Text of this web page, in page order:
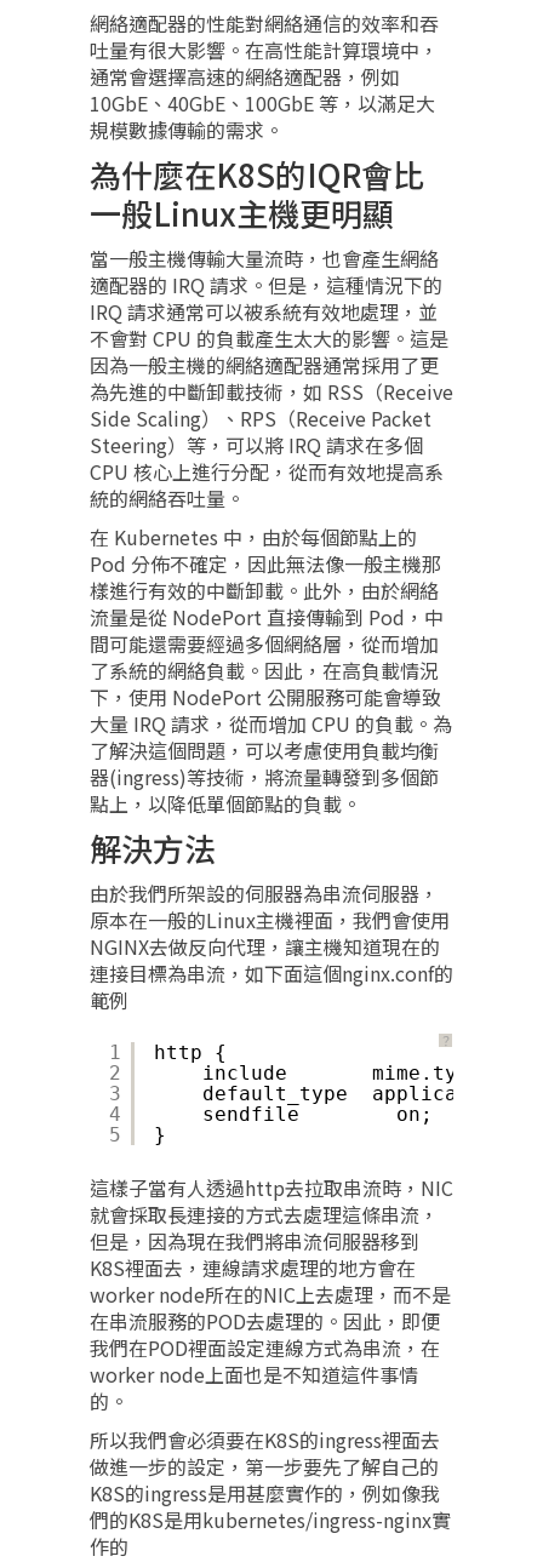
網絡適配器的性能對網絡通信的效率和吞
吐量有很大影響。在高性能計算環境中，
通常會選擇高速的網絡適配器，例如
10GbE、40GbE、100GbE 等，以滿足大
規模數據傳輸的需求。
為什麼在K8S的IQR會比
一般Linux主機更明顯
當一般主機傳輸大量流時，也會產生網絡
適配器的 IRQ 請求。但是，這種情況下的
IRQ 請求通常可以被系統有效地處理，並
不會對 CPU 的負載產生太大的影響。這是
因為一般主機的網絡適配器通常採用了更
為先進的中斷卸載技術，如 RSS（Receive
Side Scaling）、RPS（Receive Packet
Steering）等，可以將 IRQ 請求在多個
CPU 核心上進行分配，從而有效地提高系
統的網絡吞吐量。
在 Kubernetes 中，由於每個節點上的
Pod 分佈不確定，因此無法像一般主機那
樣進行有效的中斷卸載。此外，由於網絡
流量是從 NodePort 直接傳輸到 Pod，中
間可能還需要經過多個網絡層，從而增加
了系統的網絡負載。因此，在高負載情況
下，使用 NodePort 公開服務可能會導致
大量 IRQ 請求，從而增加 CPU 的負載。為
了解決這個問題，可以考慮使用負載均衡
器(ingress)等技術，將流量轉發到多個節
點上，以降低單個節點的負載。
解決方法
由於我們所架設的伺服器為串流伺服器，
原本在一般的Linux主機裡面，我們會使用
NGINX去做反向代理，讓主機知道現在的
連接目標為串流，如下面這個nginx.conf的
範例
？
1
2
3
4
5
http {
include       mime.types;
default_type  application/
sendfile        on;
}
這樣子當有人透過http去拉取串流時，NIC
就會採取長連接的方式去處理這條串流，
但是，因為現在我們將串流伺服器移到
K8S裡面去，連線請求處理的地方會在
worker node所在的NIC上去處理，而不是
在串流服務的POD去處理的。因此，即便
我們在POD裡面設定連線方式為串流，在
worker node上面也是不知道這件事情
的。
所以我們會必須要在K8S的ingress裡面去
做進一步的設定，第一步要先了解自己的
K8S的ingress是用甚麼實作的，例如像我
們的K8S是用kubernetes/ingress-nginx實
作的